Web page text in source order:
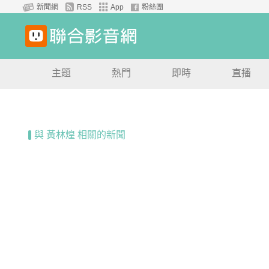
新聞網 RSS App 粉絲團
主題 熱門 即時 直播
與 黃林煌 相關的新聞